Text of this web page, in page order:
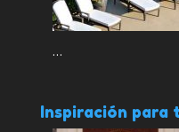
…
Inspiración para